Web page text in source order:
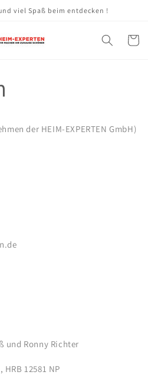
viel Spaß beim entdecken !
der HEIM-EXPERTEN GmbH)
und Ronny Richter
12581 NP